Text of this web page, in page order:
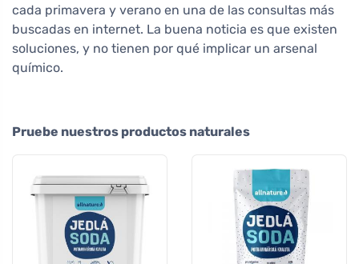
cada primavera y verano en una de las consultas más
buscadas en internet. La buena noticia es que existen
soluciones, y no tienen por qué implicar un arsenal
químico.
Pruebe nuestros productos naturales